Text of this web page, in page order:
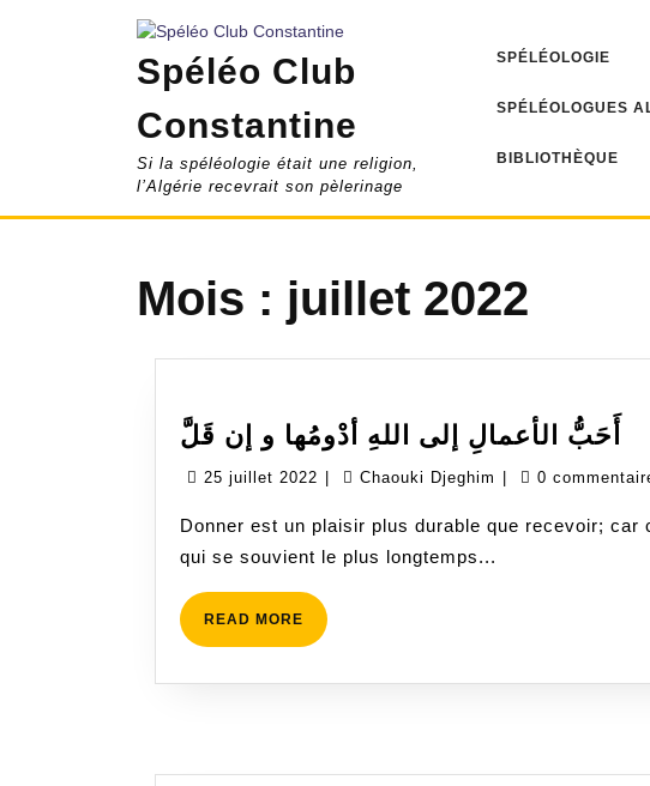
Spéléo Club
Constantine
Si la spéléologie était une religion,
l’Algérie recevrait son pèlerinage
SPÉLÉOLOGIE
SPÉLÉOLOGUES
BIBLIOTHÈQUE
Mois : juillet 2022
أَحَبُّ الأعمالِ إلى اللهِ أدْومُها و إن قَلَّ
25 juillet 2022 25
2022
Chaouki Djeghim Chaouki
0
Donner est un plaisir plus durable que recevoir; car
qui se souvient le plus longtemps...
READ MORE READ
MORE